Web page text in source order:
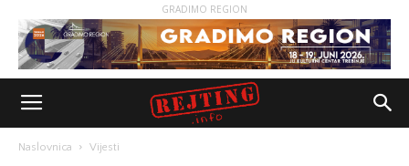
GRADIMO REGION
Naslovnica Vijesti